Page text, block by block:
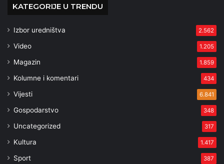
KATEGORIJE U TRENDU
Izbor uredništva 2.562
Video 1.205
Magazin 1.859
Kolumne i komentari 434
Vijesti 6.841
Gospodarstvo 348
Uncategorized 317
Kultura 1.417
Sport 387